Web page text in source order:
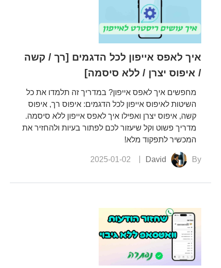
איך לאפס אייפון לכל הדגמים [רך / קשה
/ איפוס יצרן / ללא סיסמה]
מחפשים איך לאפס אייפון? במדריך זה תלמדו את כל
השיטות לאיפוס אייפון לכל הדגמים: איפוס רך, איפוס
קשה, איפוס יצרן ואפילו איך לאפס אייפון ללא סיסמה.
מדריך פשוט וקל שיעזור לכם לפתור בעיות ולהחזיר את
המכשיר לתפקוד מלא!
By
David
2025-01-02